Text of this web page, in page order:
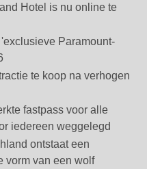
Hotel is nu online te
Paramount-
te koop na verhogen
fastpass voor alle
iedereen weggelegd
ontstaat een
vorm van een wolf